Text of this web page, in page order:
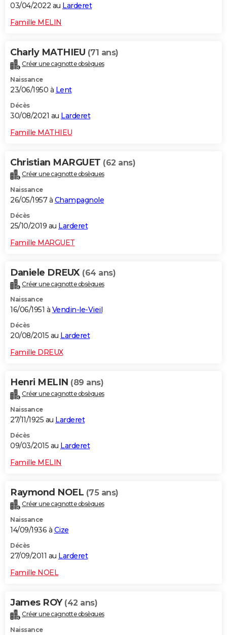
S'inscrire
Se connecter
Lycées
Collèges
Primaires
Universités
Entreprises
Service militaire
Avis de recherche
AVIS DE DÉCÈS
FORUM
Bricolage
Lifestyle
Culture
Sport
Auto
Television
Voyage
Cinema
03/04/2022 au Larderet
Famille MELIN
Charly MATHIEU (71 ans)
Créer une cagnotte obsèques
Naissance
23/06/1950 à Lent
Décès
30/08/2021 au Larderet
Famille MATHIEU
Christian MARGUET (62 ans)
Créer une cagnotte obsèques
Naissance
26/05/1957 à Champagnole
Décès
25/10/2019 au Larderet
Famille MARGUET
Daniele DREUX (64 ans)
Créer une cagnotte obsèques
Naissance
16/06/1951 à Vendin-le-Vieil
Décès
20/08/2015 au Larderet
Famille DREUX
Henri MELIN (89 ans)
Créer une cagnotte obsèques
Naissance
27/11/1925 au Larderet
Décès
09/03/2015 au Larderet
Famille MELIN
Raymond NOEL (75 ans)
Créer une cagnotte obsèques
Naissance
14/09/1936 à Cize
Décès
27/09/2011 au Larderet
Famille NOEL
James ROY (42 ans)
Créer une cagnotte obsèques
Naissance